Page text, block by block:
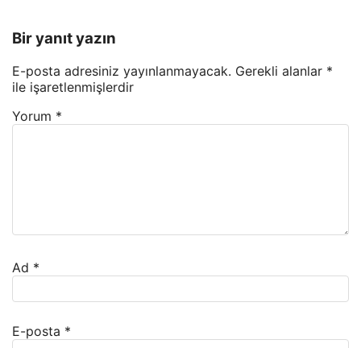
Bir yanıt yazın
E-posta adresiniz yayınlanmayacak. Gerekli alanlar *
ile işaretlenmişlerdir
Yorum *
Ad *
E-posta *